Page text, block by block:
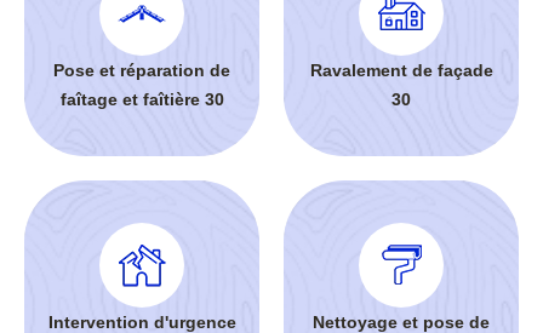
Pose et réparation de
faîtage et faîtière 30
Ravalement de façade
30
Intervention d'urgence
Nettoyage et pose de